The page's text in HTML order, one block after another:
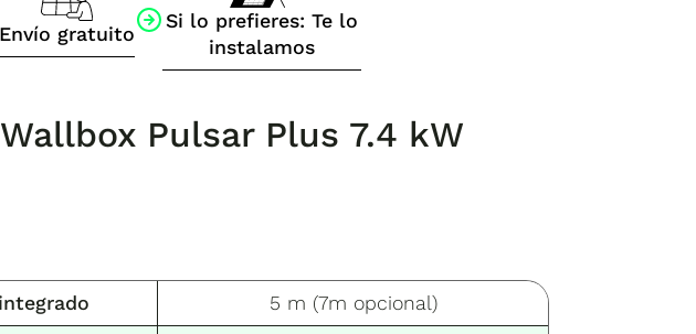
Envío gratuito
Si lo prefieres: Te lo
instalamos
Pulsar Plus 7.4 kW
5 m (7m opcional)